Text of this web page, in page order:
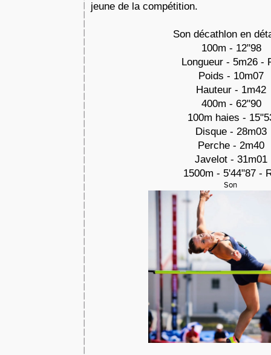
jeune de la compétition.
Son décathlon en
100m - 12"98
Longueur - 5m26 -
Poids - 10m07
Hauteur - 1m42
400m - 62"90
100m haies -
Disque - 28m03
Perche - 2m40
Javelot - 31m01
1500m - 5'44"87 -
Son